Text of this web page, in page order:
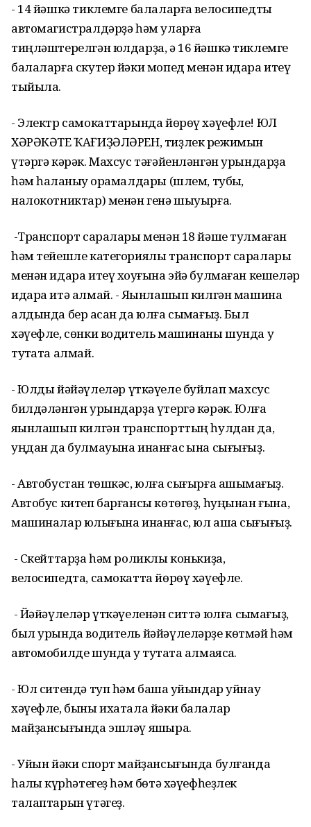
- 14 йәшкә тиклемге балаларға велосипедты
автомагистралдәрҙә һәм уларға
тиңләштерелгән юлдарҙа, ә 16 йәшкә тиклемге
балаларға скутер йәки мопед менән идара итеү
тыйыла.
- Электр самокаттарындайөрөү хәүефле! ЮЛ
ХӘРӘКӘТЕ ҠАҒИҘӘЛӘРЕН, тиҙлек режимын
үтәргә кәрәк.Махсус тәғәйенләнгән урындарҙа
һәм һаҡланыу ҡорамалдары (шлем, тубыҡ,
налокотниктар) менән генә шыуырға.
-Транспорт саралары менән 18 йәше тулмаған
һәм тейешле категориялы транспорт саралары
менән идара итеү хоҡуғына эйә булмаған кешеләр
идара итә алмай. - Яҡынлашып килгән машина
алдында бер ҡасан да юлға сыҡмағыҙ.Был
хәүефле, сөнки водитель машинаны шунда уҡ
туҡтата алмай.
-Юлдыйәйәүлеләр үткәүеле буйлапмахсус
билдәләнгән урындарҙаүтергәкәрәк.Юлға
яҡынлашып килгән транспорттың һулдан да,
уңдан да булмауына инанғас ҡына сығығыҙ.
- Автобустан төшкәс, юлға сығырға ашыҡмағыҙ.
Автобус китепбарғансы көтөгөҙ, һуңынан ғына,
машиналар юҡлығына инанғас, юл аша сығығыҙ.
- Скейттарҙа һәм роликлы конькиҙа,
велосипедта, самокатта йөрөү хәүефле.
-Йәйәүлеләр үткәүеленәнситтәюлға сыҡмағыҙ,
был урында водитель йәйәүлеләрҙе көтмәй һәм
автомобилде шунда уҡ туҡтата алмаясаҡ.
- Юл ситендә туп һәм башҡа уйындар уйнау
хәүефле, быны ихатала йәки балалар
майҙансығында эшләү яҡшыраҡ.
- Уйын йәки спорт майҙансығында булғанда
һаҡлыҡ күрһәтегеҙ һәм бөтә хәүефһеҙлек
талаптарын үтәгеҙ.